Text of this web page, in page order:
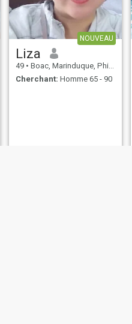
NOUVEAU
Liza
49 • Boac, Marinduque, Philippines
Cherchant: Homme 65 - 90